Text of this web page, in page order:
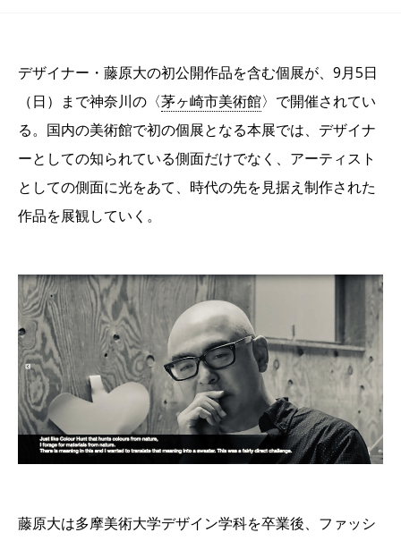
デザイナー・藤原大の初公開作品を含む個展が、9月5日
（日）まで神奈川の〈茅ヶ崎市美術館〉で開催されてい
る。国内の美術館で初の個展となる本展では、デザイナ
ーとしての知られている側面だけでなく、アーティスト
としての側面に光をあて、時代の先を見据え制作された
作品を展観していく。
藤原大は多摩美術大学デザイン学科を卒業後、ファッシ